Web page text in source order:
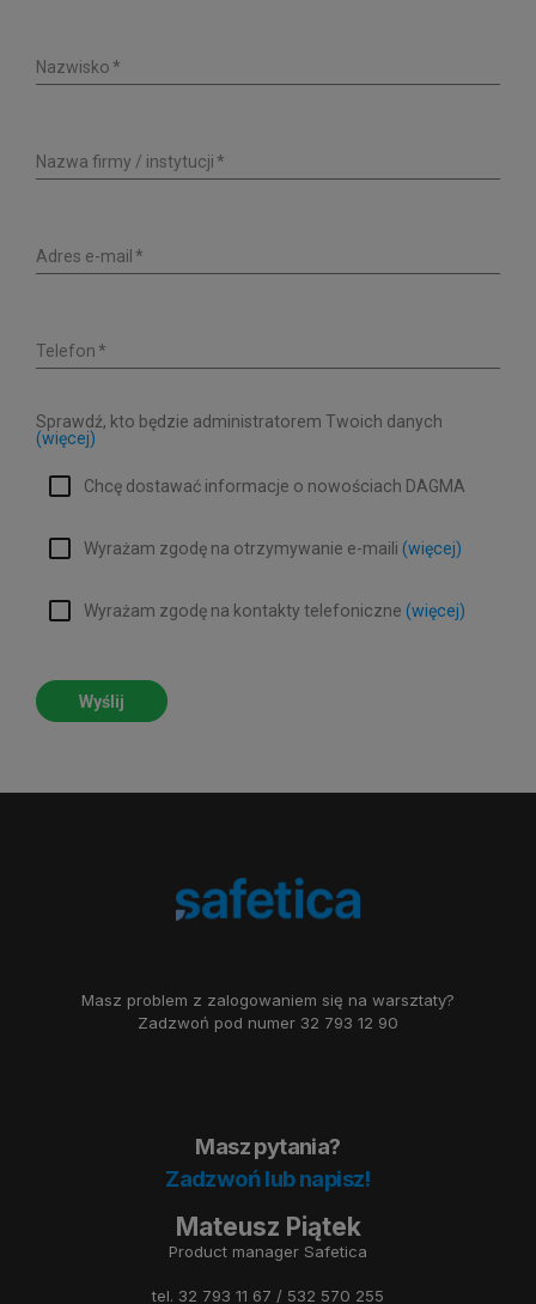
Nazwisko
Nazwa firmy / instytucji
Adres e-mail
Telefon
Sprawdź, kto będzie administratorem Twoich danych
(więcej)
Chcę dostawać informacje o nowościach DAGMA
Wyrażam zgodę na otrzymywanie e-maili (więcej)
Wyrażam zgodę na kontakty telefoniczne (więcej)
Wyślij
Masz problem z zalogowaniem się na warsztaty?
Zadzwoń pod numer 32 793 12 90
Masz pytania?
Zadzwoń lub napisz!
Mateusz Piątek
Product manager Safetica
tel. 32 793 11 67 / 532 570 255